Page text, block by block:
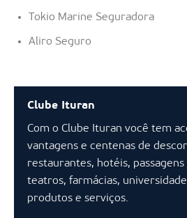
Tokio Marine Seguradora
Aliro Seguro
Clube Ituran
Com o Clube Ituran você tem
vantagens e centenas de
restaurantes, hotéis, passagens
teatros, farmácias,
produtos e serviços.